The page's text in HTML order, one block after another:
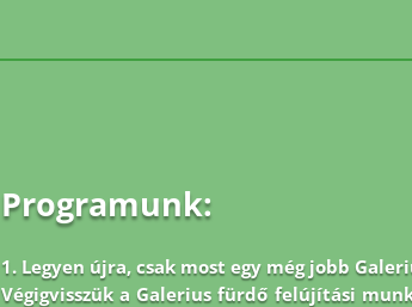
Programunk:
1. Legyen újra, csak most egy még jobb
Végigvisszük a Galerius fürdő felújítási